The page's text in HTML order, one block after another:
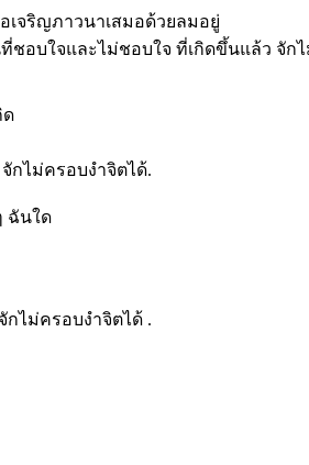
อเจริญภาวนาเสมอด้วยลมอยู่
ชอบใจและไม่ชอบใจ ที่เกิดขึ้นแล้ว จัก
ด
กไม่ครอบงำจิตได้.
ฉันใด
ไม่ครอบงำจิตได้ .